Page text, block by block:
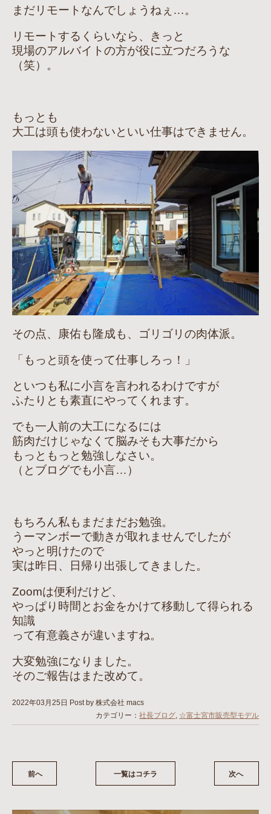
まだリモートなんでしょうねぇ…。
リモートするくらいなら、きっと
現場のアルバイトの方が役に立つだろうな
（笑）。
もっとも
大工は頭も使わないといい仕事はできません。
その点、康佑も隆成も、ゴリゴリの肉体派。
「もっと頭を使って仕事しろっ！」
といつも私に小言を言われるわけですが
ふたりとも素直にやってくれます。
でも一人前の大工になるには
筋肉だけじゃなくて脳みそも大事だから
もっともっと勉強しなさい。
（とブログでも小言…）
もちろん私もまだまだお勉強。
うーマンボーで動きが取れませんでしたが
やっと明けたので
実は昨日、日帰り出張してきました。
Zoomは便利だけど、
やっぱり時間とお金をかけて移動して得られる
知識
って有意義さが違いますね。
大変勉強になりました。
そのご報告はまた改めて。
2022年03月25日 Post by 株式会社 macs
カテゴリー： 社長ブログ, ☆富士宮市販売型モデル
前へ 一覧はコチラ 次へ